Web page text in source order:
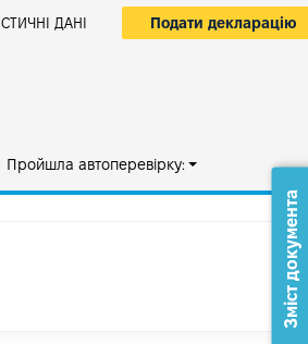
ДАНІ Подати декларацію
Пройшла автоперевірку:
Зміст документа